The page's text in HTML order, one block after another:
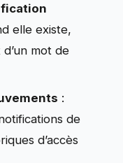
elle existe,
mot de
:
de
d’accès